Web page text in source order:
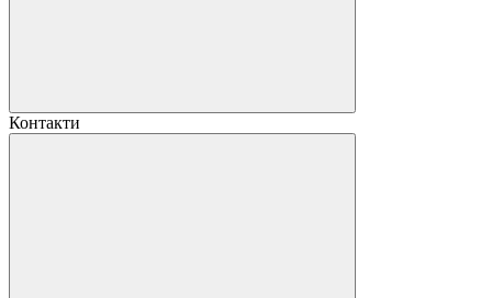
Контакти